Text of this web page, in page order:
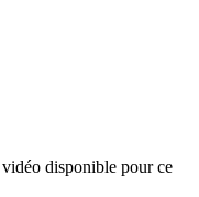
disponible pour ce